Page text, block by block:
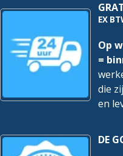
EX
Op
=
die
en
DE